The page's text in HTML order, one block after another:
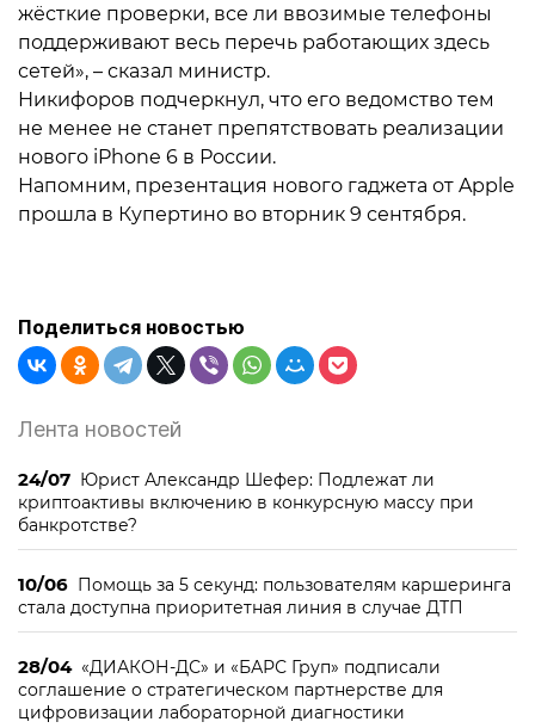
жёсткие проверки, все ли ввозимые телефоны
поддерживают весь перечь работающих здесь
сетей», – сказал министр.
Никифоров подчеркнул, что его ведомство тем
не менее не станет препятствовать реализации
нового iPhone 6 в России.
Напомним, презентация нового гаджета от Apple
прошла в Купертино во вторник 9 сентября.
Поделиться новостью
Лента новостей
24/07 Юрист Александр Шефер: Подлежат ли
криптоактивы включению в конкурсную массу при
банкротстве?
10/06 Помощь за 5 секунд: пользователям каршеринга
стала доступна приоритетная линия в случае ДТП
28/04 «ДИАКОН-ДС» и «БАРС Груп» подписали
соглашение о стратегическом партнерстве для
цифровизации лабораторной диагностики